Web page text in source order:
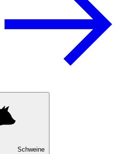
Schweine